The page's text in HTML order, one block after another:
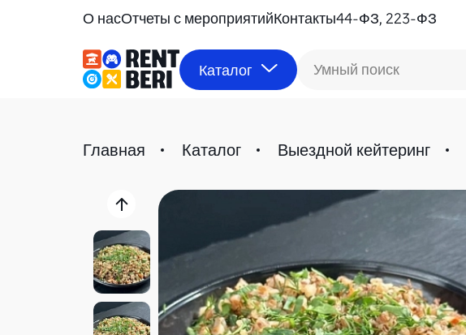
О насОтчеты с мероприятийКонтакты44-ФЗ, 223-ФЗ
Каталог Умный поиск
Главная Каталог Выездной кейтеринг